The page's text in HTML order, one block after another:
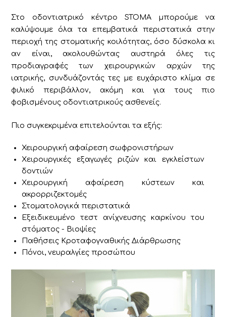
Στο οδοντιατρικό κέντρο STOMA μπορούμε να
καλύψουμε όλα τα επεμβατικά περιστατικά στην
περιοχή της στοματικής κοιλότητας, όσο δύσκολα κι
αν είναι, ακολουθώντας αυστηρά όλες τις
προδιαγραφές των χειρουργικών αρχών της
ιατρικής, συνδυάζοντάς τες με ευχάριστο κλίμα σε
φιλικό περιβάλλον, ακόμη και για τους πιο
φοβισμένους οδοντιατρικούς ασθενείς.
Πιο συγκεκριμένα επιτελούνται τα εξής:
Χειρουργική αφαίρεση σωφρονιστήρων
Xειρουργικές εξαγωγές ριζών και εγκλείστων
δοντιών
Xειρουργική αφαίρεση κύστεων και
ακρορριζεκτομές
Στοματολογικά περιστατικά
Εξειδικευμένο τεστ ανίχνευσης καρκίνου του
στόματος - Βιοψίες
Παθήσεις Κροταφογναθικής Διάρθρωσης
Πόνοι, νευραλγίες προσώπου